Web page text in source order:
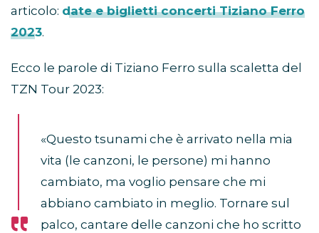
articolo: date e biglietti concerti Tiziano Ferro
2023.
Ecco le parole di Tiziano Ferro sulla scaletta del
TZN Tour 2023:
«Questo tsunami che è arrivato nella mia
vita (le canzoni, le persone) mi hanno
cambiato, ma voglio pensare che mi
abbiano cambiato in meglio. Tornare sul
palco, cantare delle canzoni che ho scritto